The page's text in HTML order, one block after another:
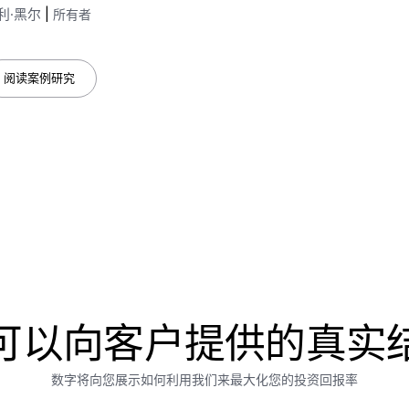
·黑尔 所有者
阅读案例研究
以向客户提供的真实
数字将向您展示如何利用我们来最大化您的投资回报率